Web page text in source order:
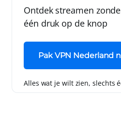
Ontdek streamen
één druk op de knop
Pak VPN Nederland
Alles wat je wilt zien, slechts